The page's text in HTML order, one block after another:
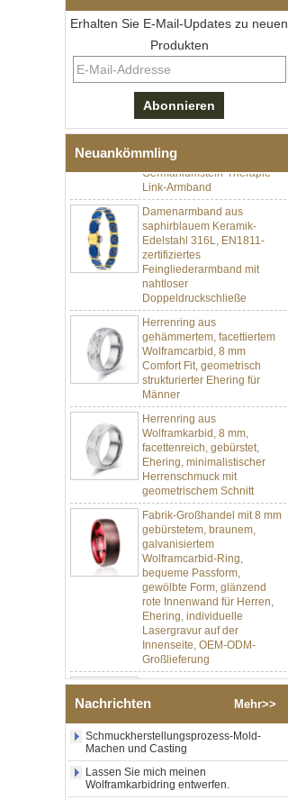
Erhalten Sie E-Mail-Updates zu neuen
Produkten
Neuankömmling
Herren-I-Links-Armband aus
schwarzem Zirkonoxid-
Keramik-Edelstahl 304,
316L-Doppeldruck-
Magnet- und
Link-Armband
Damenarmband aus
saphirblauem Keramik-
Edelstahl 316L, EN1811-
zertifiziertes
Feingliederarmband mit
nahtloser
Doppeldruckschließe
Herrenring aus
gehämmertem, facettiertem
Wolframcarbid, 8 mm
Comfort Fit, geometrisch
strukturierter Ehering für
Männer
Herrenring aus
Wolframkarbid, 8 mm,
facettenreich, gebürstet,
Ehering, minimalistischer
Herrenschmuck mit
geometrischem Schnitt
Fabrik-Großhandel mit 8 mm
gebürstetem, braunem,
galvanisiertem
Wolframcarbid-Ring,
bequeme Passform,
gewölbte Form, glänzend
rote Innenwand für Herren,
Ehering, individuelle
Lasergravur auf der
Innenseite, OEM-ODM-
Großlieferung
Fabrikgroßhandel mit 8 mm
poliertem Silber-
Wolframkarbid-Ring,
zentraler Einlage aus
mit synthetischem
Malachitstreifen, Herren-
Ehering, individuelle innere
Lasergravur, OEM-ODM-
Großlieferung
Nachrichten Mehr>>
Schmuckherstellungsprozess-Mold-
Machen und Casting
Lassen Sie mich meinen
Wolframkarbidring entwerfen.